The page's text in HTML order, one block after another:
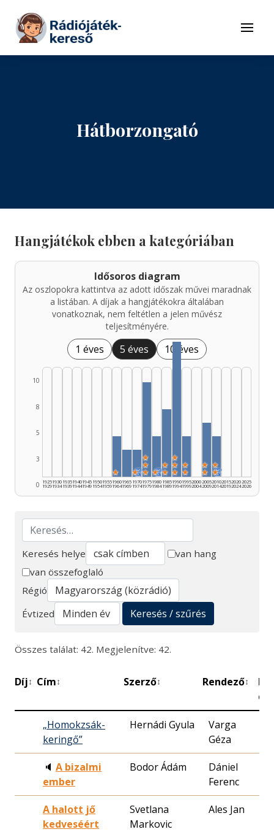
Tovább a tartalomhoz
Menü
Hátborzongató
Hangjátékok ebben a kategóriában
Idősoros diagram
Az oszlopokra kattintva az adott időszak művei maradnak
a listában. A díjak a hangjátékokra általában
vonatkoznak, nem feltétlen a jelen művész
teljesítményére.
1 éves 5 éves 10 éves
0
3
5
8
10
1925
1929
1930
1934
1935
1939
1940
1944
1945
1949
1950
1954
1955
1959
★
1960
1964
1965
1969
🏆
★
1970
1974
★
★
★
1975
1979
🏆
★
1980
1984
★
★
1985
1989
★
★
★
1990
1994
★
★
1995
1999
2000
2004
★
★
2005
2009
🏆
★
★
2010
2014
2015
2019
2020
2024
2025
2026
Keresés
Keresés helye
van hang
van összefoglaló
Régió
Évtized
Keresés / szűrés
Összes találat: 42. Megjelenítve: 42.
Díj↕ Cím↕ Szerző↕ Rendező↕
„Homokzsák-
keringő”
Hernádi Gyula
Varga
Géza
🔈 A bizalmi
ember
Bodor Ádám
Dániel
Ferenc
A halott jő
kedveséért
Svetlana
Markovic
Ales Jan